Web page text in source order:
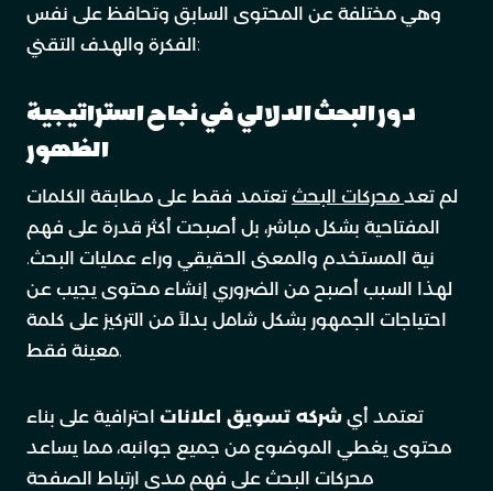
وهي مختلفة عن المحتوى السابق وتحافظ على نفس
الفكرة والهدف التقني:
دور البحث الدلالي في نجاح استراتيجية
الظهور
لم تعد محركات البحث تعتمد فقط على مطابقة الكلمات
المفتاحية بشكل مباشر، بل أصبحت أكثر قدرة على فهم
نية المستخدم والمعنى الحقيقي وراء عمليات البحث.
لهذا السبب أصبح من الضروري إنشاء محتوى يجيب عن
احتياجات الجمهور بشكل شامل بدلاً من التركيز على كلمة
معينة فقط.
تعتمد أي شركه تسويق اعلانات احترافية على بناء
محتوى يغطي الموضوع من جميع جوانبه، مما يساعد
محركات البحث على فهم مدى ارتباط الصفحة